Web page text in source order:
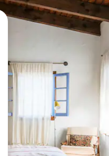
met je de pijltjestoetsen